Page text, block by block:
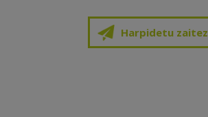
Harpidetu zaitez